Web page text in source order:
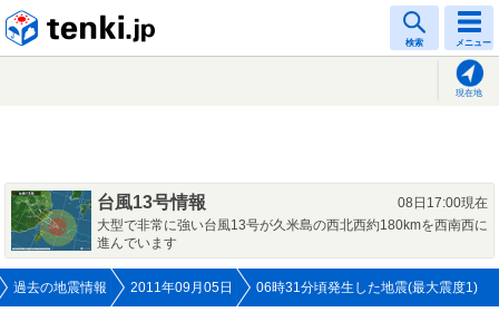
検索 メニュー
現在地
台風13号情報
08日17:00現在
大型で非常に強い台風13号が久米島の西北西約180kmを西南西に
進んでいます
過去の地震情報 2011年09月05日 06時31分頃発生した地震(最大震度1)